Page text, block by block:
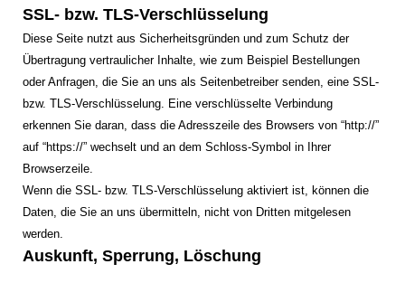
SSL- bzw. TLS-Verschlüsselung
Diese Seite nutzt aus Sicherheitsgründen und zum Schutz der
Übertragung vertraulicher Inhalte, wie zum Beispiel Bestellungen
oder Anfragen, die Sie an uns als Seitenbetreiber senden, eine SSL-
bzw. TLS-Verschlüsselung. Eine verschlüsselte Verbindung
erkennen Sie daran, dass die Adresszeile des Browsers von “http://”
auf “https://” wechselt und an dem Schloss-Symbol in Ihrer
Browserzeile.
Wenn die SSL- bzw. TLS-Verschlüsselung aktiviert ist, können die
Daten, die Sie an uns übermitteln, nicht von Dritten mitgelesen
werden.
Auskunft, Sperrung, Löschung